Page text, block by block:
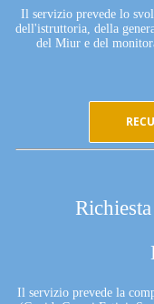
Il servizio prevede lo
dell'istruttoria, della
del Miur e del
Il servizio prevede la